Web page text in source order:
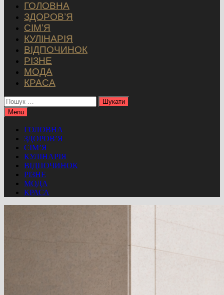
ГОЛОВНА
ЗДОРОВ’Я
СІМ’Я
КУЛІНАРІЯ
ВІДПОЧИНОК
РІЗНЕ
МОДА
КРАСА
Пошук:
Menu
ГОЛОВНА
ЗДОРОВ’Я
СІМ’Я
КУЛІНАРІЯ
ВІДПОЧИНОК
РІЗНЕ
МОДА
КРАСА